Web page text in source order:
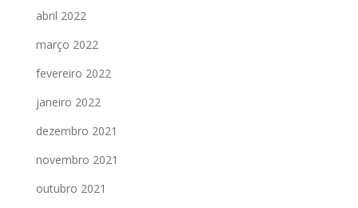
abril 2022
março 2022
fevereiro 2022
janeiro 2022
dezembro 2021
novembro 2021
outubro 2021